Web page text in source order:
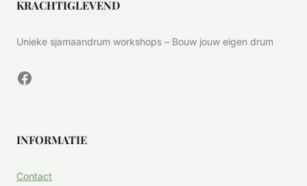
KRACHTIGLEVEND
Unieke sjamaandrum workshops – Bouw jouw eigen drum
Facebook
INFORMATIE
Contact